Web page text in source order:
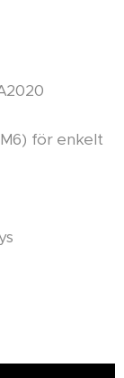
för enkelt